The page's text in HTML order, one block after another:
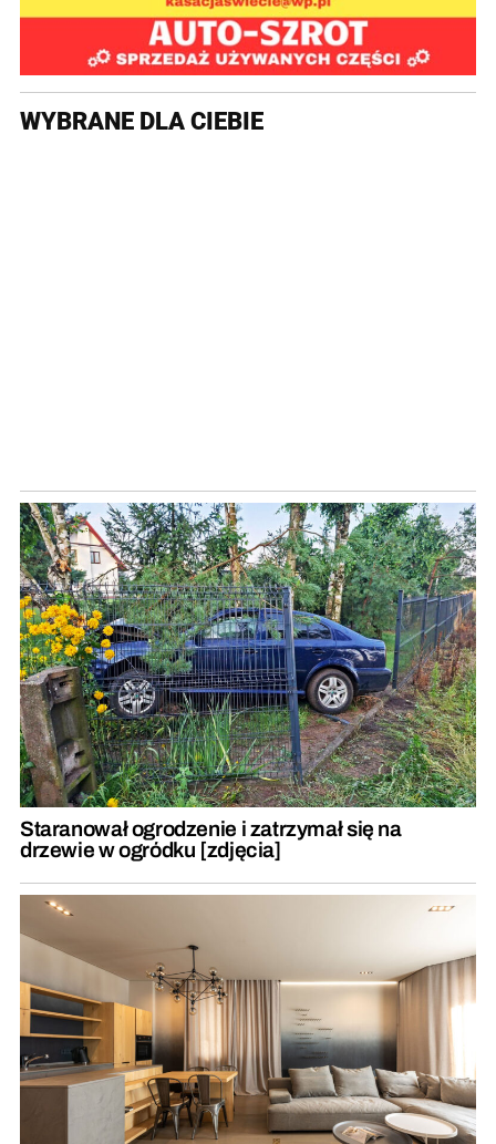
WYBRANE DLA CIEBIE
Staranował ogrodzenie i zatrzymał się na
drzewie w ogródku [zdjęcia]